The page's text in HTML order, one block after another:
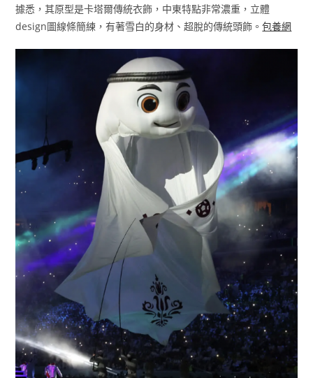
據悉，其原型是卡塔爾傳統衣飾，中東特點非常濃重，立體
design圖線條簡練，有著雪白的身材、超脫的傳統頭飾。包養網